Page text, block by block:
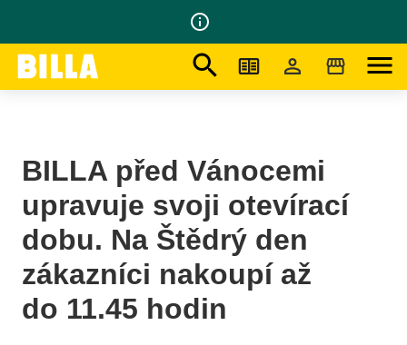
info_outline
search menu
Na domovskou stránku Tiskové Zprávy
BILLA před Vánocemi upravuje svoji otevírací dobu
BILLA před Vánocemi
upravuje svoji otevírací
dobu. Na Štědrý den
zákazníci nakoupí až
do 11.45 hodin